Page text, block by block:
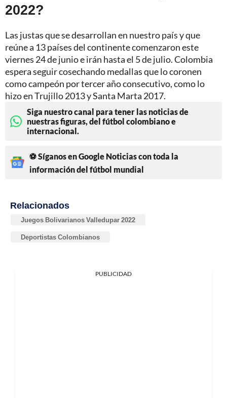
2022?
Las justas que se desarrollan en nuestro país y que
reúne a 13 países del continente comenzaron este
viernes 24 de junio e irán hasta el 5 de julio. Colombia
espera seguir cosechando medallas que lo coronen
como campeón por tercer año consecutivo, como lo
hizo en Trujillo 2013 y Santa Marta 2017.
Siga nuestro canal para tener las noticias de
nuestras figuras, del fútbol colombiano e
internacional.
⚽ Síganos en Google Noticias con toda la
información del fútbol mundial
Relacionados
Juegos Bolivarianos Valledupar 2022
Deportistas Colombianos
PUBLICIDAD